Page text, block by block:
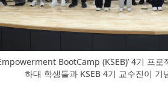
BootCamp (KSEB)’ 4기 프
하대 학생들과 KSEB 4기 교수진이 기